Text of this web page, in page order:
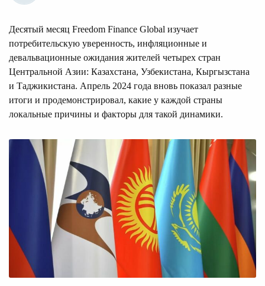
Десятый месяц Freedom Finance Global изучает
потребительскую уверенность, инфляционные и
девальвационные ожидания жителей четырех стран
Центральной Азии: Казахстана, Узбекистана, Кыргызстана
и Таджикистана. Апрель 2024 года вновь показал разные
итоги и продемонстрировал, какие у каждой страны
локальные причины и факторы для такой динамики.